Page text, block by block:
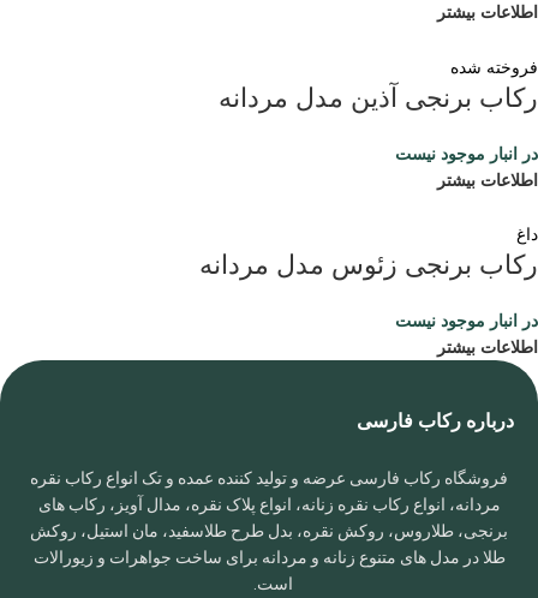
اطلاعات بیشتر
فروخته شده
رکاب برنجی آذین مدل مردانه
در انبار موجود نیست
اطلاعات بیشتر
داغ
رکاب برنجی زئوس مدل مردانه
در انبار موجود نیست
اطلاعات بیشتر
درباره رکاب فارسی
فروشگاه رکاب فارسی عرضه و تولید کننده عمده و تک انواع رکاب نقره
مردانه، انواع رکاب نقره زنانه، انواع پلاک نقره، مدال آویز، رکاب های
برنجی، طلاروس، روکش نقره، بدل طرح طلاسفید، مان استیل، روکش
طلا در مدل های متنوع زنانه و مردانه برای ساخت جواهرات و زیورالات
است.